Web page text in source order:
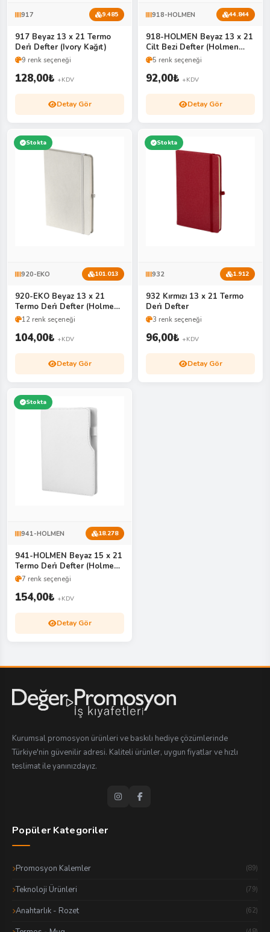
917 9.485
917 Beyaz 13 x 21 Termo
Deri̇ Defter (Ivory Kağıt)
9 renk seçeneği
128,00₺ +KDV
Detay Gör
918-HOLMEN 44.844
918-HOLMEN Beyaz 13 x 21
Cilt Bezi Defter (Holmen
Ki̇tap Kağıdı)
5 renk seçeneği
92,00₺ +KDV
Detay Gör
Stokta
920-EKO 101.013
920-EKO Beyaz 13 x 21
Termo Deri̇ Defter (Holmen
Ki̇tap Kağıdı
12 renk seçeneği
104,00₺ +KDV
Detay Gör
Stokta
932 1.912
932 Kırmızı 13 x 21 Termo
Deri̇ Defter
3 renk seçeneği
96,00₺ +KDV
Detay Gör
Stokta
941-HOLMEN 18.278
941-HOLMEN Beyaz 15 x 21
Termo Deri̇ Defter (Holmen
Ki̇tap Kağıdı)
7 renk seçeneği
154,00₺ +KDV
Detay Gör
Kurumsal promosyon ürünleri ve baskılı hediye çözümlerinde
Türkiye'nin güvenilir adresi. Kaliteli ürünler, uygun fiyatlar ve hızlı
teslimat ile yanınızdayız.
Popüler Kategoriler
Promosyon Kalemler (89)
Teknoloji Ürünleri (79)
Anahtarlık - Rozet (62)